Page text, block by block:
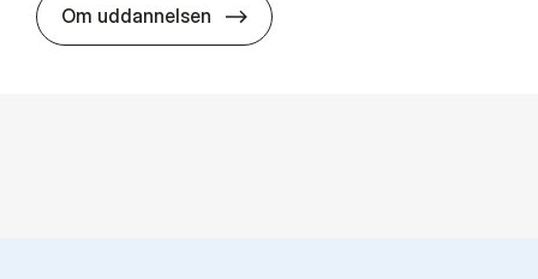
Om uddannelsen HA i mar­keds- og kul­tu­r­a­na­ly­se